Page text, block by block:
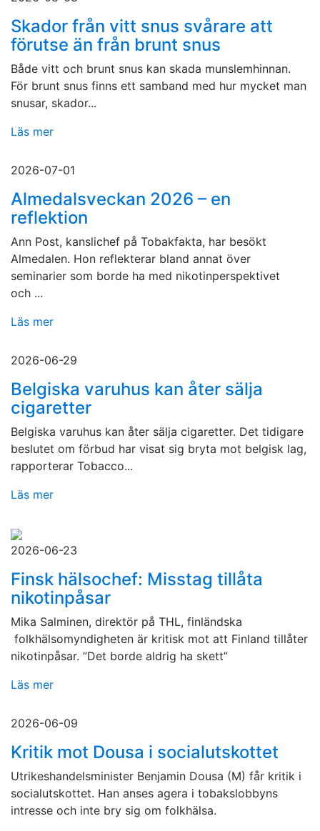
Skador från vitt snus svårare att
förutse än från brunt snus
Både vitt och brunt snus kan skada munslemhinnan.
För brunt snus finns ett samband med hur mycket man
snusar, skador...
Läs mer
2026-07-01
Almedalsveckan 2026 – en
reflektion
Ann Post, kanslichef på Tobakfakta, har besökt
Almedalen. Hon reflekterar bland annat över
seminarier som borde ha med nikotinperspektivet
och ...
Läs mer
2026-06-29
Belgiska varuhus kan åter sälja
cigaretter
Belgiska varuhus kan åter sälja cigaretter. Det tidigare
beslutet om förbud har visat sig bryta mot belgisk lag,
rapporterar Tobacco...
Läs mer
2026-06-23
Finsk hälsochef: Misstag tillåta
nikotinpåsar
Mika Salminen, direktör på THL, finländska
folkhälsomyndigheten är kritisk mot att Finland tillåter
nikotinpåsar. ”Det borde aldrig ha skett”
Läs mer
2026-06-09
Kritik mot Dousa i socialutskottet
Utrikeshandelsminister Benjamin Dousa (M) får kritik i
socialutskottet. Han anses agera i tobakslobbyns
intresse och inte bry sig om folkhälsa.